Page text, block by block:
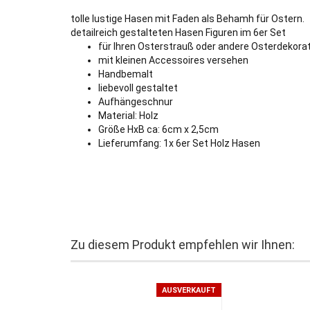
tolle lustige Hasen mit Faden als Behamh für Ostern.
detailreich gestalteten Hasen Figuren im 6er Set
für Ihren Osterstrauß oder andere
mit kleinen Accessoires versehen
Handbemalt
liebevoll gestaltet
Aufhängeschnur
Material: Holz
Größe HxB ca: 6cm x 2,5cm
Lieferumfang: 1x 6er Set Holz Hasen
Zu diesem Produkt empfehlen wir Ihnen:
AUSVERKAUFT